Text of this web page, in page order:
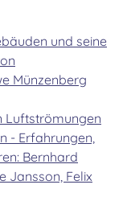
und seine
Münzenberg
Luftströmungen
- Erfahrungen,
Bernhard
Jansson, Felix